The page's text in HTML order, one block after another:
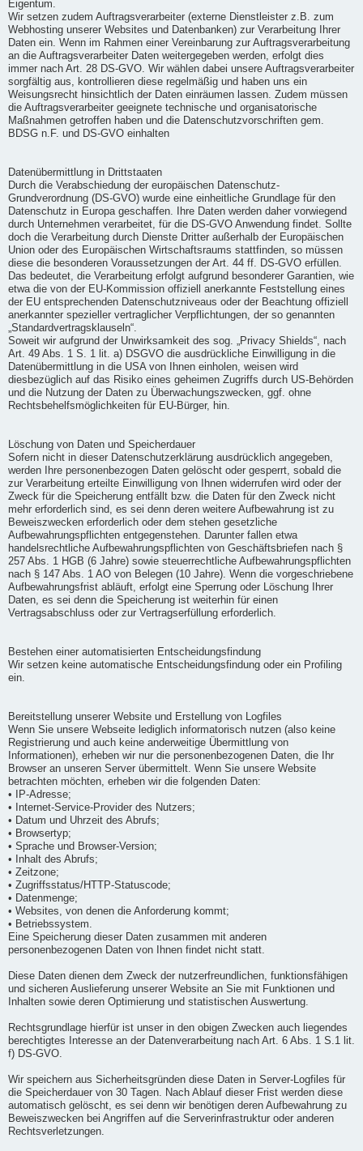
Eigentum.
Wir setzen zudem Auftragsverarbeiter (externe Dienstleister z.B. zum
Webhosting unserer Websites und Datenbanken) zur Verarbeitung Ihrer
Daten ein. Wenn im Rahmen einer Vereinbarung zur Auftragsverarbeitung
an die Auftragsverarbeiter Daten weitergegeben werden, erfolgt dies
immer nach Art. 28 DS-GVO. Wir wählen dabei unsere Auftragsverarbeiter
sorgfältig aus, kontrollieren diese regelmäßig und haben uns ein
Weisungsrecht hinsichtlich der Daten einräumen lassen. Zudem müssen
die Auftragsverarbeiter geeignete technische und organisatorische
Maßnahmen getroffen haben und die Datenschutzvorschriften gem.
BDSG n.F. und DS-GVO einhalten
Datenübermittlung in Drittstaaten
Durch die Verabschiedung der europäischen Datenschutz-
Grundverordnung (DS-GVO) wurde eine einheitliche Grundlage für den
Datenschutz in Europa geschaffen. Ihre Daten werden daher vorwiegend
durch Unternehmen verarbeitet, für die DS-GVO Anwendung findet. Sollte
doch die Verarbeitung durch Dienste Dritter außerhalb der Europäischen
Union oder des Europäischen Wirtschaftsraums stattfinden, so müssen
diese die besonderen Voraussetzungen der Art. 44 ff. DS-GVO erfüllen.
Das bedeutet, die Verarbeitung erfolgt aufgrund besonderer Garantien, wie
etwa die von der EU-Kommission offiziell anerkannte Feststellung eines
der EU entsprechenden Datenschutzniveaus oder der Beachtung offiziell
anerkannter spezieller vertraglicher Verpflichtungen, der so genannten
„Standardvertragsklauseln“.
Soweit wir aufgrund der Unwirksamkeit des sog. „Privacy Shields“, nach
Art. 49 Abs. 1 S. 1 lit. a) DSGVO die ausdrückliche Einwilligung in die
Datenübermittlung in die USA von Ihnen einholen, weisen wird
diesbezüglich auf das Risiko eines geheimen Zugriffs durch US-Behörden
und die Nutzung der Daten zu Überwachungszwecken, ggf. ohne
Rechtsbehelfsmöglichkeiten für EU-Bürger, hin.
Löschung von Daten und Speicherdauer
Sofern nicht in dieser Datenschutzerklärung ausdrücklich angegeben,
werden Ihre personenbezogen Daten gelöscht oder gesperrt, sobald die
zur Verarbeitung erteilte Einwilligung von Ihnen widerrufen wird oder der
Zweck für die Speicherung entfällt bzw. die Daten für den Zweck nicht
mehr erforderlich sind, es sei denn deren weitere Aufbewahrung ist zu
Beweiszwecken erforderlich oder dem stehen gesetzliche
Aufbewahrungspflichten entgegenstehen. Darunter fallen etwa
handelsrechtliche Aufbewahrungspflichten von Geschäftsbriefen nach §
257 Abs. 1 HGB (6 Jahre) sowie steuerrechtliche Aufbewahrungspflichten
nach § 147 Abs. 1 AO von Belegen (10 Jahre). Wenn die vorgeschriebene
Aufbewahrungsfrist abläuft, erfolgt eine Sperrung oder Löschung Ihrer
Daten, es sei denn die Speicherung ist weiterhin für einen
Vertragsabschluss oder zur Vertragserfüllung erforderlich.
Bestehen einer automatisierten Entscheidungsfindung
Wir setzen keine automatische Entscheidungsfindung oder ein Profiling
ein.
Bereitstellung unserer Website und Erstellung von Logfiles
Wenn Sie unsere Webseite lediglich informatorisch nutzen (also keine
Registrierung und auch keine anderweitige Übermittlung von
Informationen), erheben wir nur die personenbezogenen Daten, die Ihr
Browser an unseren Server übermittelt. Wenn Sie unsere Website
betrachten möchten, erheben wir die folgenden Daten:
• IP-Adresse;
• Internet-Service-Provider des Nutzers;
• Datum und Uhrzeit des Abrufs;
• Browsertyp;
• Sprache und Browser-Version;
• Inhalt des Abrufs;
• Zeitzone;
• Zugriffsstatus/HTTP-Statuscode;
• Datenmenge;
• Websites, von denen die Anforderung kommt;
• Betriebssystem.
Eine Speicherung dieser Daten zusammen mit anderen
personenbezogenen Daten von Ihnen findet nicht statt.
Diese Daten dienen dem Zweck der nutzerfreundlichen, funktionsfähigen
und sicheren Auslieferung unserer Website an Sie mit Funktionen und
Inhalten sowie deren Optimierung und statistischen Auswertung.
Rechtsgrundlage hierfür ist unser in den obigen Zwecken auch liegendes
berechtigtes Interesse an der Datenverarbeitung nach Art. 6 Abs. 1 S.1 lit.
f) DS-GVO.
Wir speichern aus Sicherheitsgründen diese Daten in Server-Logfiles für
die Speicherdauer von 30 Tagen. Nach Ablauf dieser Frist werden diese
automatisch gelöscht, es sei denn wir benötigen deren Aufbewahrung zu
Beweiszwecken bei Angriffen auf die Serverinfrastruktur oder anderen
Rechtsverletzungen.